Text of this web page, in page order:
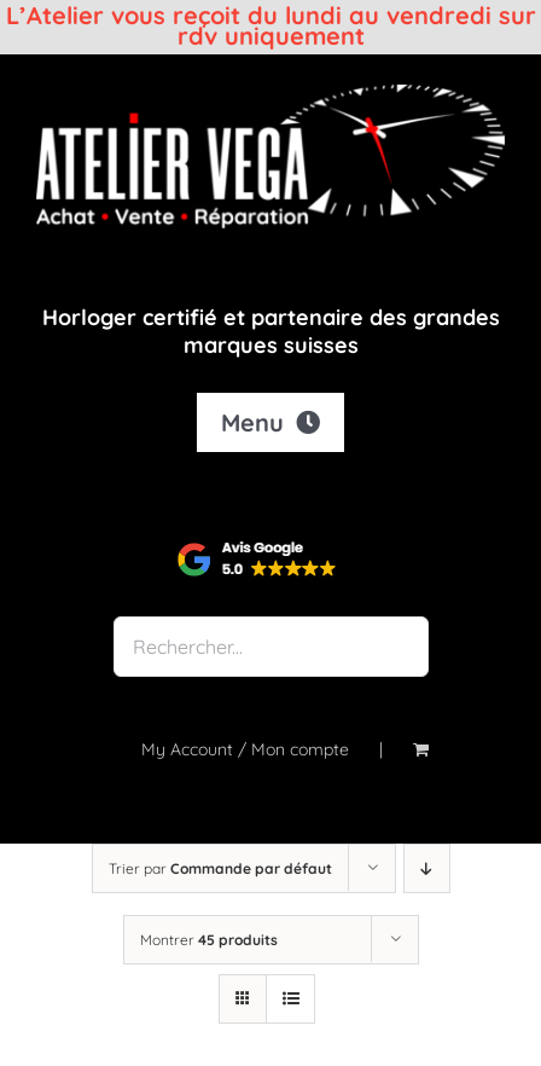
L’Atelier vous reçoit du lundi au vendredi sur
rdv uniquement
contenu
Horloger certifié et partenaire des grandes
marques suisses
Menu
Shop
Notre atelier
À propos
Blog
My Account / Mon compte
Trier par Commande par défaut
Montrer 45 produits